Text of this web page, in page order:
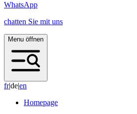
WhatsApp
chatten Sie mit uns
Menu öffnen
fr|de|en
Homepage